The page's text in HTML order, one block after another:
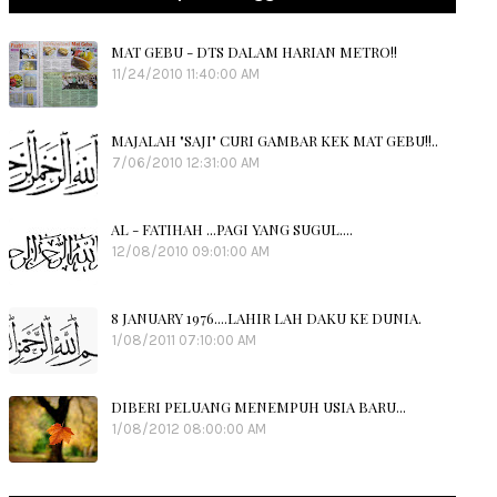
MAT GEBU - DTS DALAM HARIAN METRO!!
11/24/2010 11:40:00 AM
MAJALAH "SAJI" CURI GAMBAR KEK MAT GEBU!!..
7/06/2010 12:31:00 AM
AL - FATIHAH ...PAGI YANG SUGUL....
12/08/2010 09:01:00 AM
8 JANUARY 1976....LAHIR LAH DAKU KE DUNIA.
1/08/2011 07:10:00 AM
DIBERI PELUANG MENEMPUH USIA BARU...
1/08/2012 08:00:00 AM